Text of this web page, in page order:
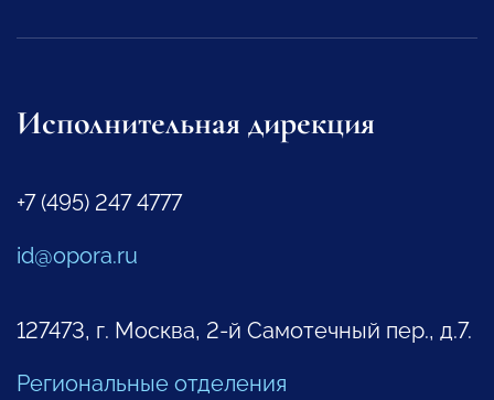
Исполнительная дирекция
+7 (495) 247 4777
id@opora.ru
127473, г. Москва, 2-й Самотечный пер., д.7.
Региональные отделения